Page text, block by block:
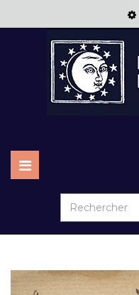
Basculer
la
navigation